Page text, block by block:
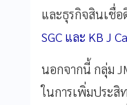
และธุรกิจสินเชื่อ
SGC และ KB J
นอกจากนี้ กลุ่ม
ในการเพิ่มประสิ